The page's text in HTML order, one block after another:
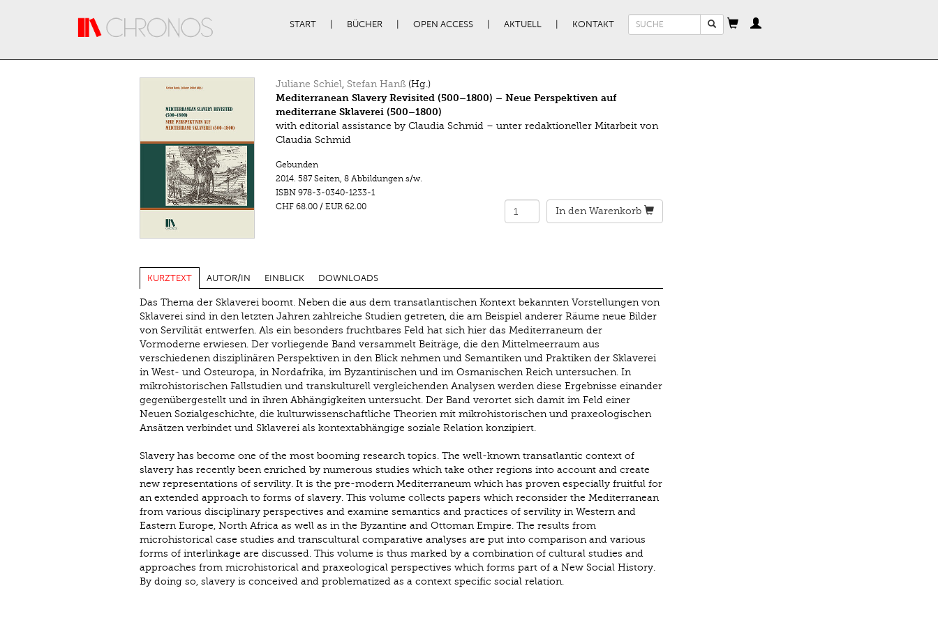
START BÜCHER OPEN ACCESS AKTUELL KONTAKT
Suchformular
Juliane Schiel, Stefan Hanß(Hg.)
Mediterranean Slavery Revisited (500–1800) – Neue Perspektiven auf
mediterrane Sklaverei (500–1800)
with editorial assistance by Claudia Schmid – unter redaktioneller Mitarbeit von
Claudia Schmid
Gebunden
2014. 587 Seiten, 8 Abbildungen s/w.
ISBN 978-3-0340-1233-1
CHF 68.00/ EUR 62.00 In den Warenkorb
KURZTEXT AUTOR/IN EINBLICK DOWNLOADS
Das Thema der Sklaverei boomt. Neben die aus dem transatlantischen Kontext bekannten Vorstellungen von
Sklaverei sind in den letzten Jahren zahlreiche Studien getreten, die am Beispiel anderer Räume neue Bilder
von Servilität entwerfen. Als ein besonders fruchtbares Feld hat sich hier das Mediterraneum der
Vormoderne erwiesen. Der vorliegende Band versammelt Beiträge, die den Mittelmeerraum aus
verschiedenen disziplinären Perspektiven in den Blick nehmen und Semantiken und Praktiken der Sklaverei
in West- und Osteuropa, in Nordafrika, im Byzantinischen und im Osmanischen Reich untersuchen. In
mikrohistorischen Fallstudien und transkulturell vergleichenden Analysen werden diese Ergebnisse einander
gegenübergestellt und in ihren Abhängigkeiten untersucht. Der Band verortet sich damit im Feld einer
Neuen Sozialgeschichte, die kulturwissenschaftliche Theorien mit mikrohistorischen und praxeologischen
Ansätzen verbindet und Sklaverei als kontextabhängige soziale Relation konzipiert.
Slavery has become one of the most booming research topics. The well-known transatlantic context of
slavery has recently been enriched by numerous studies which take other regions into account and create
new representations of servility. It is the pre-modern Mediterraneum which has proven especially fruitful for
an extended approach to forms of slavery. This volume collects papers which reconsider the Mediterranean
from various disciplinary perspectives and examine semantics and practices of servility in Western and
Eastern Europe, North Africa as well as in the Byzantine and Ottoman Empire. The results from
microhistorical case studies and transcultural comparative analyses are put into comparison and various
forms of interlinkage are discussed. This volume is thus marked by a combination of cultural studies and
approaches from microhistorical and praxeological perspectives which forms part of a New Social History.
By doing so, slavery is conceived and problematized as a context specific social relation.